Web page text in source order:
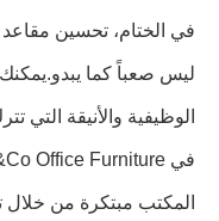
في الختام، تحسين
ليس صعباً كما
الوظيفية والأنيقة التي
المكتب مبتكرة من